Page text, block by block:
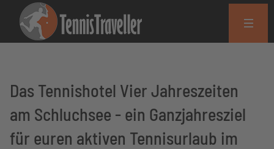
Das Tennishotel Vier Jahreszeiten
am Schluchsee - ein Ganzjahresziel
für euren aktiven Tennisurlaub im